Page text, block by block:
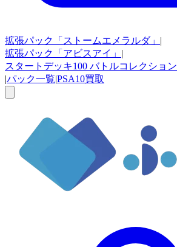
拡張パック 「ストームエメラルダ」 |
拡張パック
「アビスアイ」 |
スタートデッキ100 バトルコレクション
|パック一覧|PSA10買取